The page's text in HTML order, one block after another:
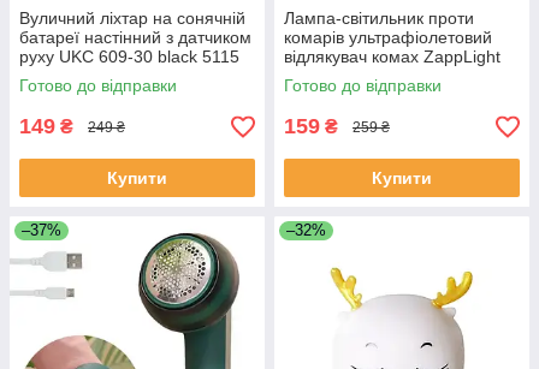
Вуличний ліхтар на сонячній
батареї настінний з датчиком
руху UKC 609-30 black 5115
Готово до відправки
149 ₴ 249 ₴
Купити
Лампа-світильник проти
комарів ультрафіолетовий
відлякувач комах ZappLight
Mosquito Killer
Готово до відправки
159 ₴ 259 ₴
Купити
–37% –32%